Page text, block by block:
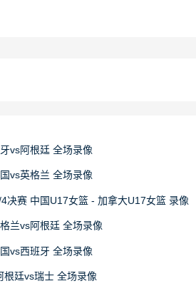
vs阿根廷 全场录像
vs英格兰 全场录像
决赛 中国U17女篮 - 加拿大U17女篮 录像
兰vs阿根廷 全场录像
vs西班牙 全场录像
廷vs瑞士 全场录像